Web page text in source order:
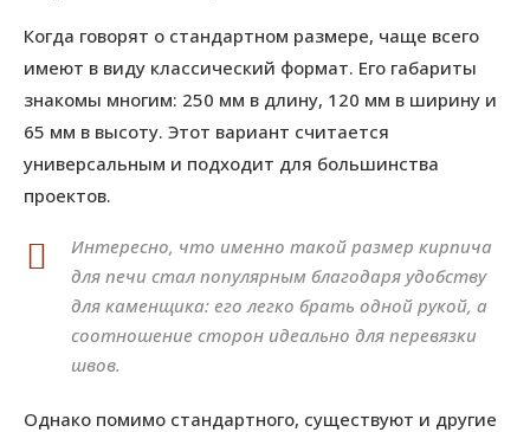
Когда говорят о стандартном размере, чаще всего
имеют в виду классический формат. Его габариты
знакомы многим: 250 мм в длину, 120 мм в ширину и
65 мм в высоту. Этот вариант считается
универсальным и подходит для большинства
проектов.
Интересно, что именно такой размер кирпича
для печи стал популярным благодаря удобству
для каменщика: его легко брать одной рукой, а
соотношение сторон идеально для перевязки
швов.
Однако помимо стандартного, существуют и другие